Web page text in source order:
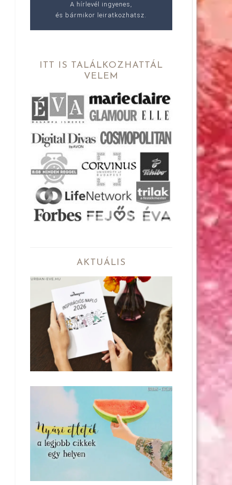
A hírlevél ingyenes,
és bármikor leiratkozhatsz.
ITT IS TALÁLKOZHATTÁL
VELEM
AKTUÁLIS